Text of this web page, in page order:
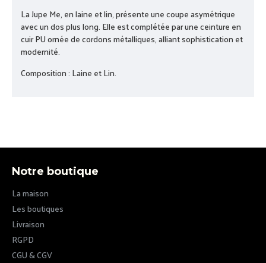
La Jupe Me, en laine et lin, présente une coupe asymétrique
avec un dos plus long. Elle est complétée par une ceinture en
cuir PU ornée de cordons métalliques, alliant sophistication et
modernité.
Composition : Laine et Lin.
Notre boutique
La maison
Les boutiques
Livraison
RGPD
CGU & CGV